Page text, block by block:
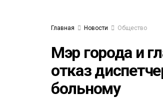
Главная Новости Общество
Мэр города и
отказ
больному